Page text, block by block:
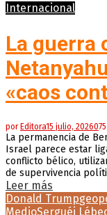
Internacional
La guerra
«caos
por Editora15 julio, 2026075
La permanencia de
Israel parece estar
conflicto bélico,
de supervivencia
Leer más
Donald Trump
MedioSerguéi